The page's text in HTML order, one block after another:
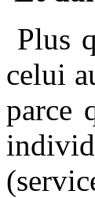
Plus
celui
parce